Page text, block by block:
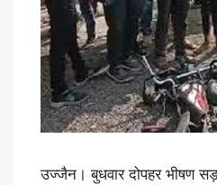
उज्जैन। बुधवार दोपहर भीषण